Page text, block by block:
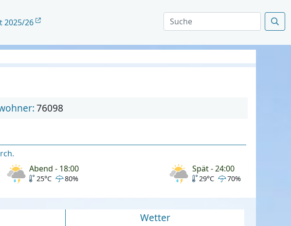
2025/26
76098
Abend - 18:00
25°C 80%
Spät - 24:00
29°C 70%
Wetter